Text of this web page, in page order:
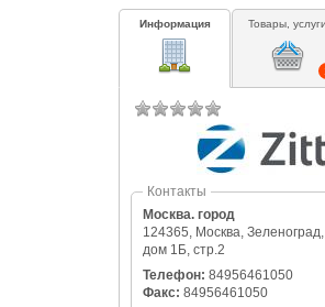
Информация Товары,
Контакты
Москва. город
124365, Москва,
дом 1Б, стр.2
Телефон: 84956461050
Факс: 84956461050